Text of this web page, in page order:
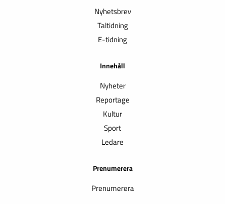
Nyhetsbrev
Taltidning
E-tidning
Innehåll
Nyheter
Reportage
Kultur
Sport
Ledare
Prenumerera
Prenumerera